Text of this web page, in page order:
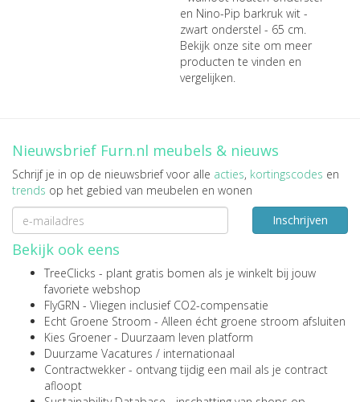
en Nino-Pip barkruk wit -
zwart onderstel - 65 cm.
Bekijk onze site om meer
producten te vinden en
vergelijken.
Nieuwsbrief Furn.nl meubels & nieuws
Schrijf je in op de nieuwsbrief voor alle acties, kortingscodes en
trends op het gebied van meubelen en wonen
Inschrijven
Bekijk ook eens
TreeClicks - plant gratis bomen als je winkelt bij jouw
favoriete webshop
FlyGRN - Vliegen inclusief CO2-compensatie
Echt Groene Stroom - Alleen écht groene stroom afsluiten
Kies Groener - Duurzaam leven platform
Duurzame Vacatures / internationaal
Contractwekker - ontvang tijdig een mail als je contract
afloopt